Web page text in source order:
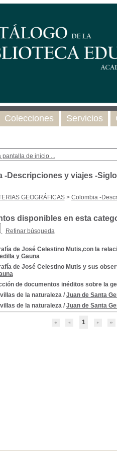
pantalla de inicio ...
-Descripciones y viajes -Siglo
GEOGRÁFICAS> Colombia -
disponibles en esta
Refinar búsqueda
de José Celestino Mutis,con la
y Gauna
de José Celestino Mutis y sus
de documentos inéditos sobre la
de la naturaleza/ Juan de Santa
de la naturaleza/ Juan de Santa
1
Colecciones Servicios